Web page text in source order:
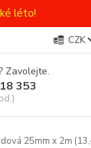
léto!
CZK
Zavolejte.
353
25mm x 2m